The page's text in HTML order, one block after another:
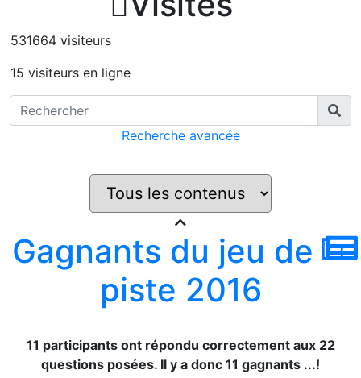
531664 visiteurs
15 visiteurs en ligne
Recherche avancée
Gagnants du jeu de
piste 2016
11 participants ont répondu correctement aux 22
questions posées. Il y a donc 11 gagnants ...!